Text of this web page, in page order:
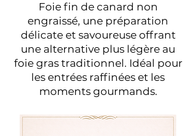
Foie fin de canard non
engraissé, une préparation
délicate et savoureuse offrant
une alternative plus légère au
foie gras traditionnel. Idéal pour
les entrées raffinées et les
moments gourmands.